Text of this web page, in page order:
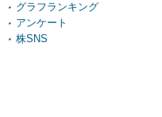
グラフランキング
アンケート
株SNS